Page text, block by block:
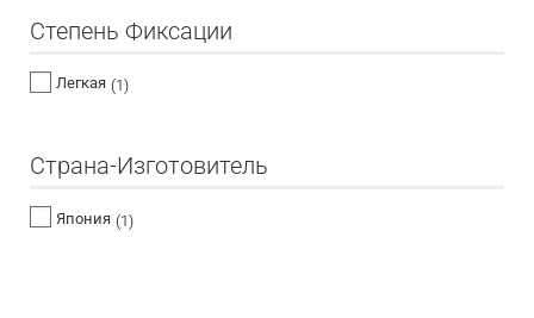
Степень Фиксации
Легкая (1)
Страна-Изготовитель
Япония (1)